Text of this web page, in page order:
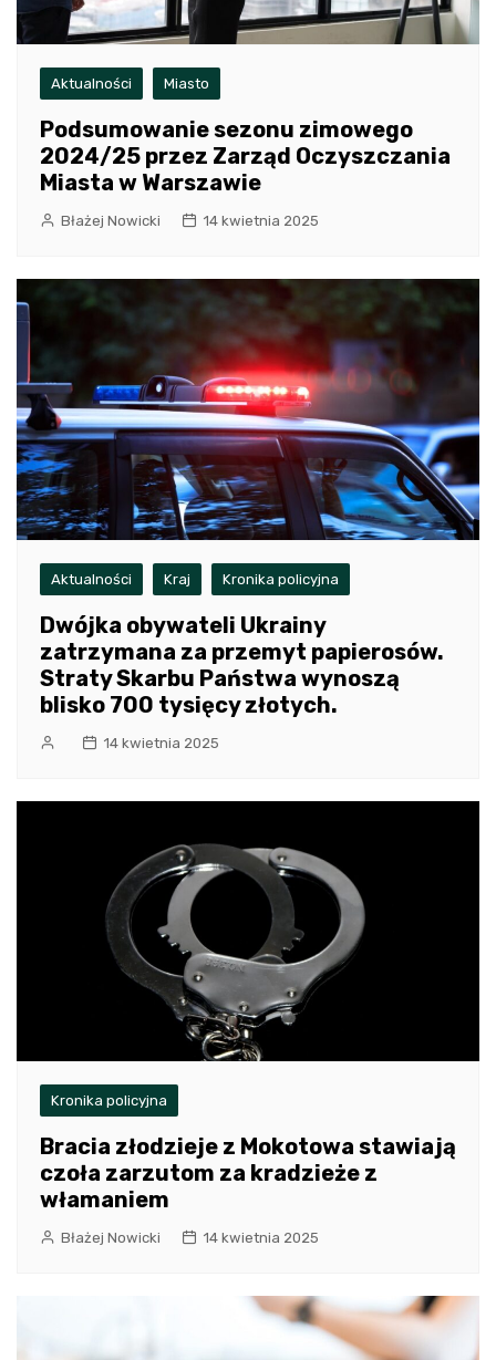
Aktualności Miasto
Podsumowanie sezonu zimowego
2024/25 przez Zarząd Oczyszczania
Miasta w Warszawie
Błażej Nowicki 14 kwietnia 2025
Aktualności Kraj Kronika policyjna
Dwójka obywateli Ukrainy
zatrzymana za przemyt papierosów.
Straty Skarbu Państwa wynoszą
blisko 700 tysięcy złotych.
14 kwietnia 2025
Kronika policyjna
Bracia złodzieje z Mokotowa stawiają
czoła zarzutom za kradzieże z
włamaniem
Błażej Nowicki 14 kwietnia 2025